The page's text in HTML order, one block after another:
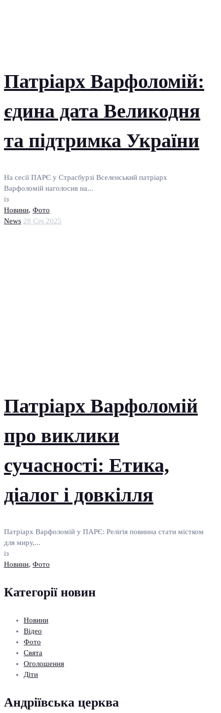
Патріарх Варфоломій:
єдина дата Великодня
та підтримка України
На сесії ПАРЄ у Страсбурзі Вселенський патріарх
Варфоломій наголосив на...
із
Новини, Фото
News 28 Січ 2025
Патріарх Варфоломій
про виклики
сучасності: Етика,
діалог і довкілля
Патріарх Варфоломій у ПАРЄ: Релігія повинна стати містком
для миру,...
із
Новини, Фото
Категорії новин
Новини
Відео
Фото
Свята
Оголошення
Діти
Андріївська церква